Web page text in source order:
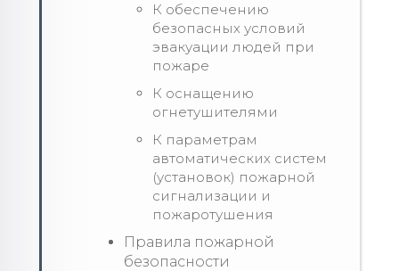
К обеспечению
безопасных условий
эвакуации людей при
пожаре
К оснащению
огнетушителями
К параметрам
автоматических систем
(установок) пожарной
сигнализации и
пожаротушения
Правила пожарной
безопасности